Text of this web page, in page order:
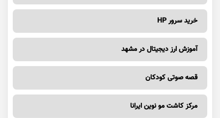
خرید سرور HP
آموزش ارز دیجیتال در مشهد
قصه صوتی کودکان
مرکز کاشت مو نوین ایرانا